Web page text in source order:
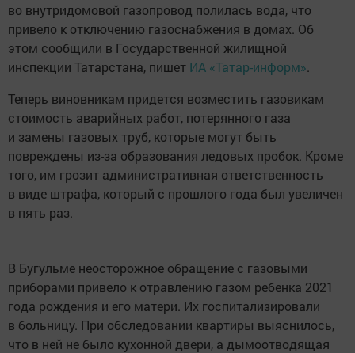
во внутридомовой газопровод полилась вода, что
привело к отключению газоснабжения в домах. Об
этом сообщили в Государственной жилищной
инспекции Татарстана, пишет ИА «Татар-информ».
Теперь виновникам придется возместить газовикам
стоимость аварийных работ, потерянного газа
и замены газовых труб, которые могут быть
повреждены из-за образования ледовых пробок. Кроме
того, им грозит административная ответственность
в виде штрафа, который с прошлого года был увеличен
в пять раз.
В Бугульме неосторожное обращение с газовыми
приборами привело к отравлению газом ребенка 2021
года рождения и его матери. Их госпитализировали
в больницу. При обследовании квартиры выяснилось,
что в ней не было кухонной двери, а дымоотводящая